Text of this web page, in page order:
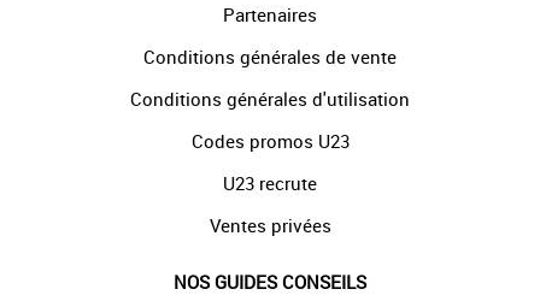
Partenaires
Conditions générales de vente
Conditions générales d'utilisation
Codes promos U23
U23 recrute
Ventes privées
NOS GUIDES CONSEILS